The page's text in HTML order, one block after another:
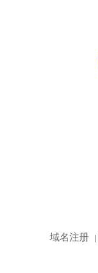
域名注册 |